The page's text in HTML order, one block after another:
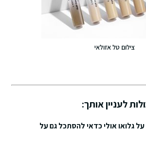
צילום טל אזולאי
לעניין אותך:
גלואו אולי כדאי להסתכל גם על